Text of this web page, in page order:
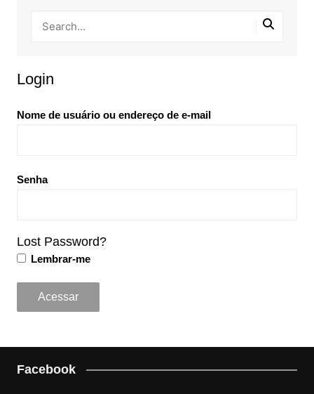
Login
Nome de usuário ou endereço de e-mail
Senha
Lost Password?
Lembrar-me
Facebook